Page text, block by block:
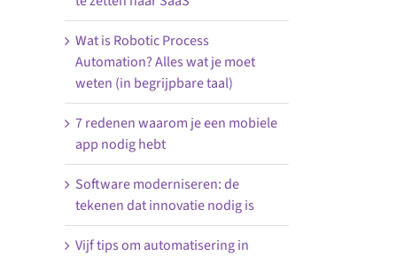
Wat is Robotic Process
Automation? Alles wat je moet
weten (in begrijpbare taal)
7 redenen waarom je een mobiele
app nodig hebt
Software moderniseren: de
tekenen dat innovatie nodig is
Vijf tips om automatisering in